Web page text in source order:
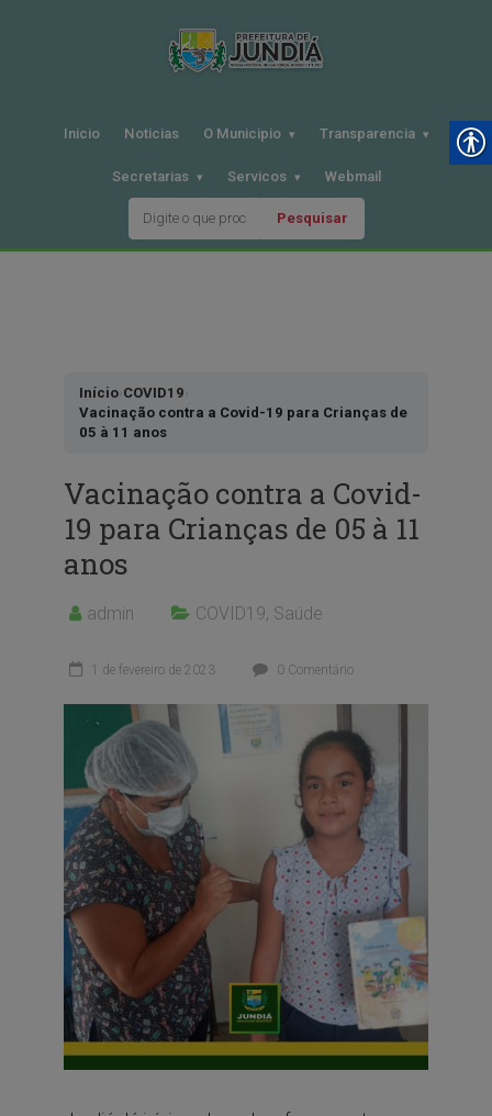
Inicio Noticias O Municipio Transparencia
Secretarias Servicos Webmail
Pesquisar
Início›COVID19 ›
Vacinação contra a Covid-19 para Crianças de
05 à 11 anos
Vacinação contra a Covid-
19 para Crianças de 05 à 11
anos
admin COVID19, Saúde
1 de fevereiro de 2023 0 Comentário